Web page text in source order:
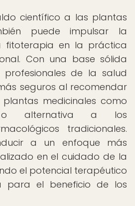
científico a las plantas
puede impulsar la
fitoterapia en la práctica
Con una base sólida
profesionales de la salud
seguros al recomendar
medicinales como
o alternativa a los
tradicionales.
a un enfoque más
en el cuidado de la
el potencial terapéutico
para el beneficio de los